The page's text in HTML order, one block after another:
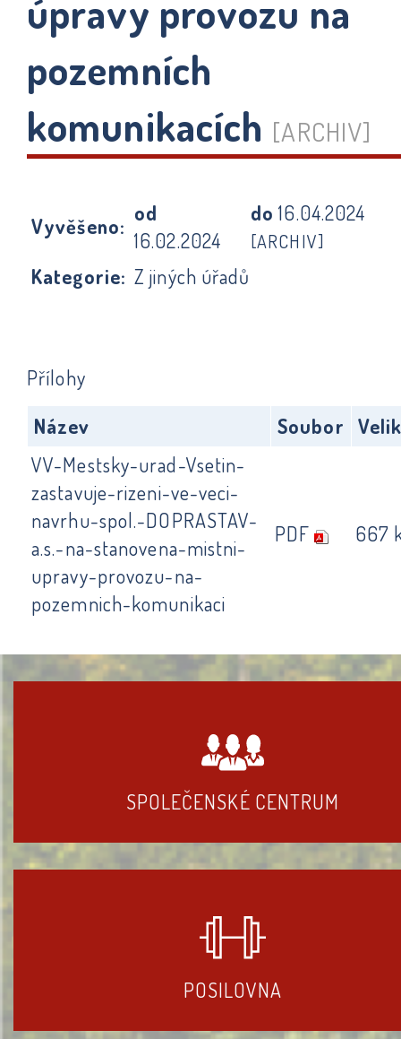
úpravy provozu na
pozemních
komunikacích [ARCHIV]
Vyvěšeno:
od
16.02.2024
do16.04.2024
[ARCHIV]
Kategorie: Z jiných úřadů
Přílohy
Název
Soubor
VV-Mestsky-urad-Vsetin-
zastavuje-rizeni-ve-veci-
navrhu-spol.-DOPRASTAV-
a.s.-na-stanovena-mistni-
upravy-provozu-na-
pozemnich-komunikaci
PDF 667
SPOLEČENSKÉ CENTRUM
POSILOVNA